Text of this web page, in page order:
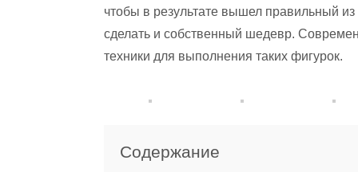
чтобы в результате вышел правильный
сделать и собственный шедевр.
техники для выполнения таких фигурок.
Содержание